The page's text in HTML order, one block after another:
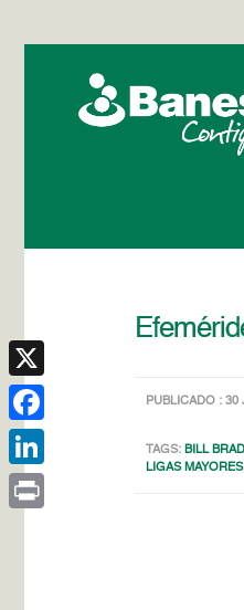
PUBLICADO : 30
TAGS: BILL
LIGAS MAYORES
X
Facebook
LinkedIn